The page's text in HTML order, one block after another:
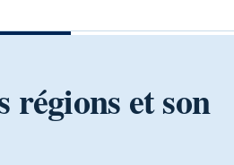
régions et son